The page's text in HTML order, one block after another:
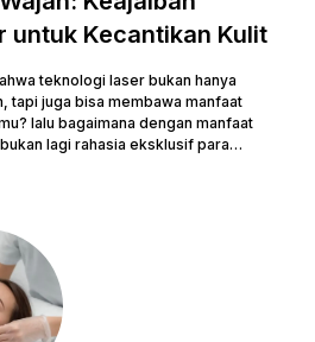
untuk Kecantikan Kulit
teknologi laser bukan hanya
tapi juga bisa membawa manfaat
lalu bagaimana dengan manfaat
lagi rahasia eksklusif para
Ini adalah solusi modern yang
tekstur kulit, menghilangkan
tanpa harus melewati prosedur...